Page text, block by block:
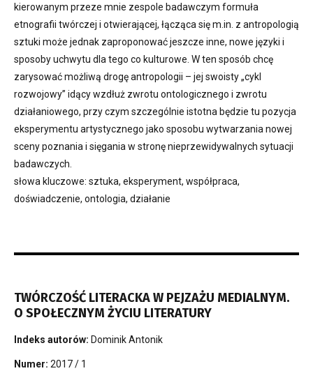
kierowanym przeze mnie zespole badawczym formuła
etnografii twórczej i otwierającej, łącząca się m.in. z antropologią
sztuki może jednak zaproponować jeszcze inne, nowe języki i
sposoby uchwytu dla tego co kulturowe. W ten sposób chcę
zarysować możliwą drogę antropologii – jej swoisty „cykl
rozwojowy” idący wzdłuż zwrotu ontologicznego i zwrotu
działaniowego, przy czym szczególnie istotna będzie tu pozycja
eksperymentu artystycznego jako sposobu wytwarzania nowej
sceny poznania i sięgania w stronę nieprzewidywalnych sytuacji
badawczych.
słowa kluczowe: sztuka, eksperyment, współpraca,
doświadczenie, ontologia, działanie
TWÓRCZOŚĆ LITERACKA W PEJZAŻU MEDIALNYM.
O SPOŁECZNYM ŻYCIU LITERATURY
Indeks autorów: Dominik Antonik
Numer: 2017 / 1